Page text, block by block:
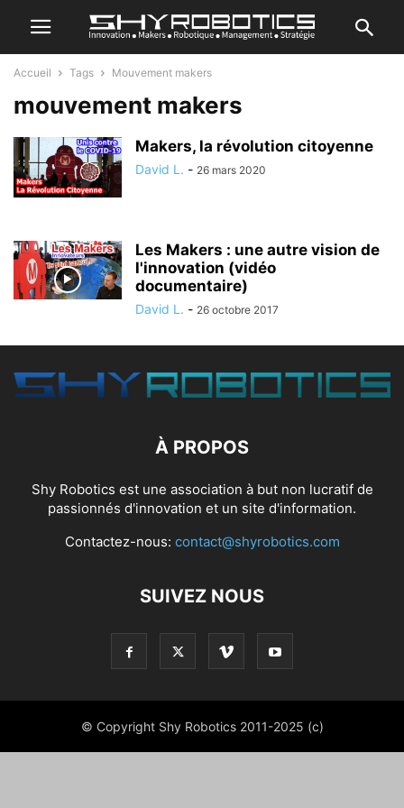
Accueil Tags Mouvement makers
mouvement makers
Makers, la révolution citoyenne
David L. - 26 mars 2020
Les Makers : une autre vision de
l'innovation (vidéo
documentaire)
David L. - 26 octobre 2017
À PROPOS
Shy Robotics est une association à but non lucratif de
passionnés d'innovation et un site d'information.
Contactez-nous: contact@shyrobotics.com
SUIVEZ NOUS
© Copyright Shy Robotics 2011-2025 (c)